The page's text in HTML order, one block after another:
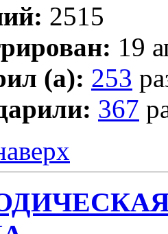
2515
19
(а): 253
367